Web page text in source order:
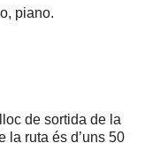
piano.
de sortida de la
la ruta és d’uns 50